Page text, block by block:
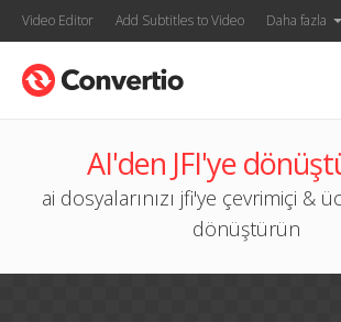
Video Editor Add Subtitles to Video Daha fazla
AI'den JFI'ye
ai dosyalarınızı jfi'ye çevrimiçi &
dönüştürün